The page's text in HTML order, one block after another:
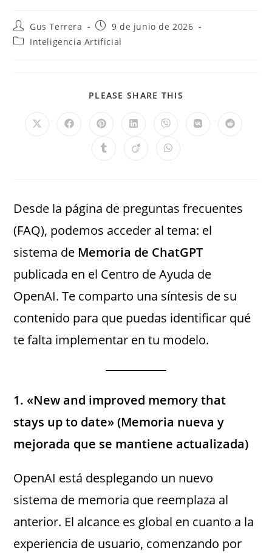
Gus Terrera
9 de junio de 2026
Inteligencia Artificial
PLEASE SHARE THIS
Desde la página de preguntas frecuentes
(FAQ), podemos acceder al tema: el
sistema de Memoria de ChatGPT
publicada en el Centro de Ayuda de
OpenAI. Te comparto una síntesis de su
contenido para que puedas identificar qué
te falta implementar en tu modelo.
1. «New and improved memory that
stays up to date» (Memoria nueva y
mejorada que se mantiene actualizada)
OpenAI está desplegando un nuevo
sistema de memoria que reemplaza al
anterior. El alcance es global en cuanto a la
experiencia de usuario, comenzando por